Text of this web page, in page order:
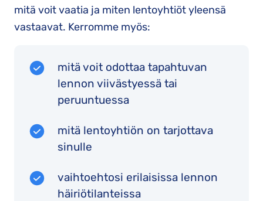
mitä voit vaatia ja miten lentoyhtiöt yleensä
vastaavat. Kerromme myös:
mitä voit odottaa tapahtuvan
lennon viivästyessä tai
peruuntuessa
mitä lentoyhtiön on tarjottava
sinulle
vaihtoehtosi erilaisissa lennon
häiriötilanteissa